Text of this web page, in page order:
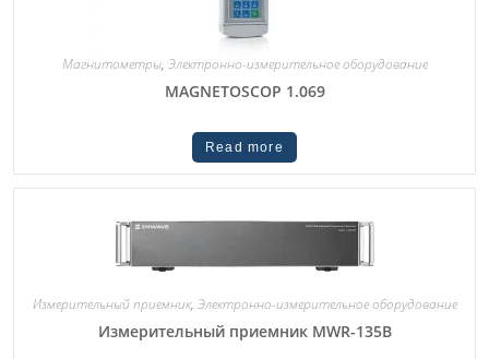
Магнитометры, Электронно-измерительное оборудование
МАGNETOSCOP 1.069
Read more
Измерительный приемник, Электронно-измерительное оборудование
Измерительный приемник MWR-135B